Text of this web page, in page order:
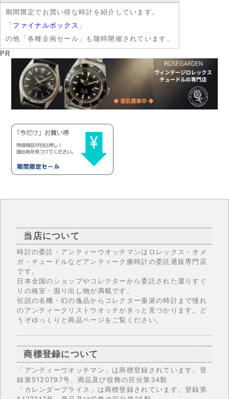
期間限定でお買い得な時計を紹介しています。
「 ファイナルボックス 」
の他「各種企画セール」も随時開催されています。
PR
当店について
時計の委託・アンティーウオッチマンはロレックス・オメ
ガ・チュードルなどアンティーク腕時計の委託通販専門店
です。
日本全国のショップやコレクターから委託された選りすぐ
りの格安・掘り出し物が満載です。
伝説の名機・幻の逸品からコレクター垂涎の時計まで憧れ
のアンティークリストウオッチがきっと見つかります。ど
うぞゆっくりと商品ページをご覧ください。
商標登録について
「アンティーウオッチマン」は商標登録されています。登
録第5120797号、商品及び役務の区分第34類
「カレンダープライス」は商標登録されています。登録第